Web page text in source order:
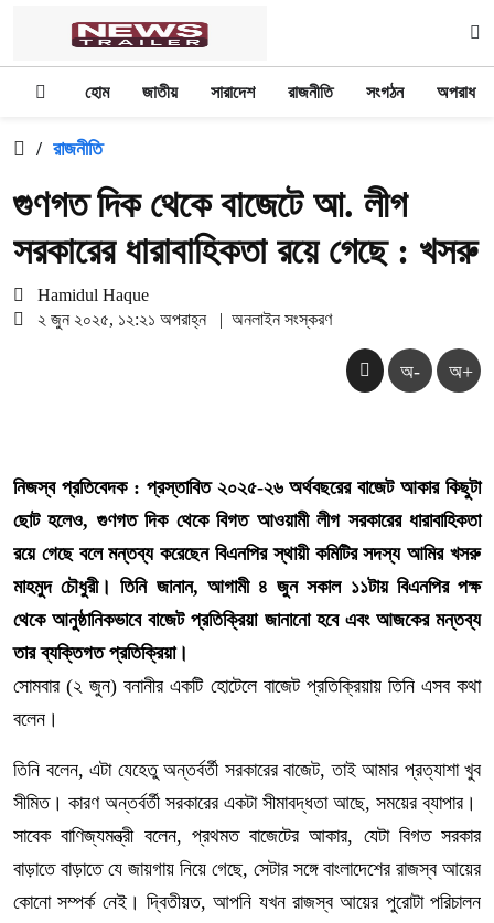
হোম জাতীয় সারাদেশ রাজনীতি সংগঠন অপরাধ
/ রাজনীতি
গুণগত দিক থেকে বাজেটে আ. লীগ
সরকারের ধারাবাহিকতা রয়ে গেছে : খসরু
Hamidul Haque
২ জুন ২০২৫, ১২:২১ অপরাহ্ন
| অনলাইন সংস্করণ
অ- অ+
নিজস্ব প্রতিবেদক : প্রস্তাবিত ২০২৫-২৬ অর্থবছরের বাজেট আকার কিছুটা
ছোট হলেও, গুণগত দিক থেকে বিগত আওয়ামী লীগ সরকারের ধারাবাহিকতা
রয়ে গেছে বলে মন্তব্য করেছেন বিএনপির স্থায়ী কমিটির সদস্য আমির খসরু
মাহমুদ চৌধুরী। তিনি জানান, আগামী ৪ জুন সকাল ১১টায় বিএনপির পক্ষ
থেকে আনুষ্ঠানিকভাবে বাজেট প্রতিক্রিয়া জানানো হবে এবং আজকের মন্তব্য
তার ব্যক্তিগত প্রতিক্রিয়া।
সোমবার (২ জুন) বনানীর একটি হোটেলে বাজেট প্রতিক্রিয়ায় তিনি এসব কথা
বলেন।
তিনি বলেন, এটা যেহেতু অন্তর্বর্তী সরকারের বাজেট, তাই আমার প্রত্যাশা খুব
সীমিত। কারণ অন্তর্বর্তী সরকারের একটা সীমাবদ্ধতা আছে, সময়ের ব্যাপার।
সাবেক বাণিজ্যমন্ত্রী বলেন, প্রথমত বাজেটের আকার, যেটা বিগত সরকার
বাড়াতে বাড়াতে যে জায়গায় নিয়ে গেছে, সেটার সঙ্গে বাংলাদেশের রাজস্ব আয়ের
কোনো সম্পর্ক নেই। দ্বিতীয়ত, আপনি যখন রাজস্ব আয়ের পুরোটা পরিচালন